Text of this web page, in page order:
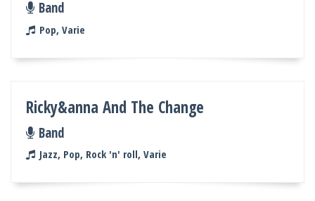
Band
Pop, Varie
Ricky&anna And The Change
Band
Jazz, Pop, Rock 'n' roll, Varie